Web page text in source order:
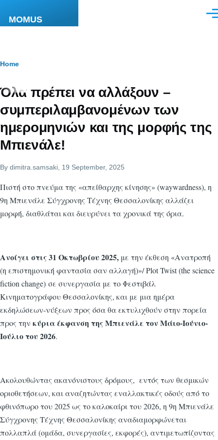
MOMUS
Breadcrumb
Home
Όλα πρέπει να αλλάξουν –
συμπεριλαμβανομένων των
ημερομηνιών και της μορφής της
Μπιενάλε!
By dimitra.samsaki , 19 September, 2025
Πιστή στο πνεύμα της «απείθαρχης κίνησης» (waywardness), η
9η Μπιενάλε Σύγχρονης Τέχνης Θεσσαλονίκης αλλάζει
μορφή, διαθλάται και διευρύνει τα χρονικά της όρια.
Ανοίγει στις 31 Οκτωβρίου 2025, με την έκθεση «Ανατροπή
(η επιστημονική φαντασία σαν αλλαγή)»/ Plot Twist (the science
fiction change) σε συνεργασία με το Φεστιβάλ
Κινηματογράφου Θεσσαλονίκης, και με μια ημέρα
εκδηλώσεων-νύξεων προς όσα θα εκτυλιχθούν στην πορεία
προς την κύρια έκφανση της Μπιενάλε τον Μάιο-Ιούνιο-
Ιούλιο του 2026.
Ακολουθώντας ακανόνιστους δρόμους, εντός των θεσμικών
οριοθετήσεων, και αναζητώντας εναλλακτικές οδούς από το
φθινόπωρο του 2025 ως το καλοκαίρι του 2026, η 9η Μπιενάλε
Σύγχρονης Τέχνης Θεσσαλονίκης αναδιαμορφώνεται
πολλαπλά (ομάδα, συνεργασίες, εκφορές), αντιμετωπίζοντας